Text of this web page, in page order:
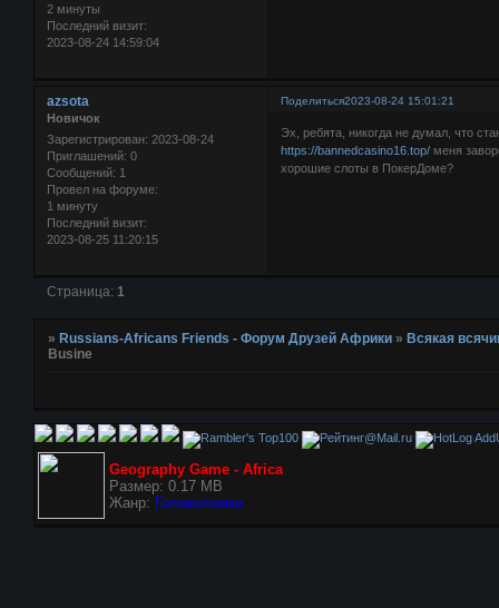
2 минуты
Последний визит:
2023-08-24 14:59:04
Поделиться2023-08-24 15:01:21
azsota
Новичок
Зарегистрирован: 2023-08-24
Приглашений: 0
Сообщений: 1
Провел на форуме:
1 минуту
Последний визит:
2023-08-25 11:20:15
Эх, ребята, никогда не думал, что
https://bannedcasino16.top/ меня
хорошие слоты в ПокерДоме?
Страница: 1
»Russians-Africans Friends - Форум Друзей Африки »Всякая
Busine
Geography Game - Africa
Размер: 0.17 MB
Жанр: Головоломки